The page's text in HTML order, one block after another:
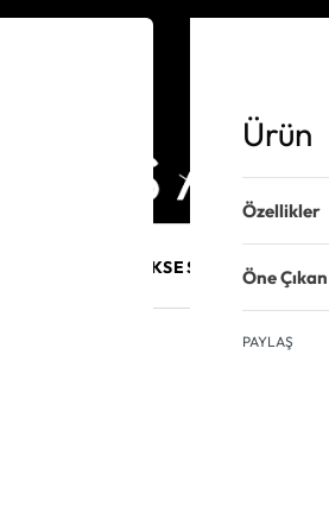
PURO AKSESUARLARI
Ürün
Özellikler
Öne
PAYLAŞ